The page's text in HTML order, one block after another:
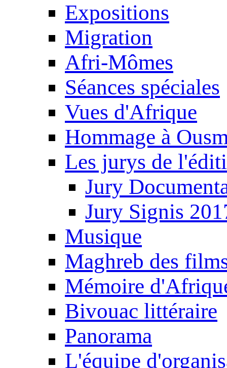
Expositions
Migration
Afri-Mômes
Séances spéciales
Vues d'Afrique
Hommage à
Les jurys de
Jury
Jury Signis
Musique
Maghreb des
Mémoire
Bivouac littéraire
Panorama
L'équipe